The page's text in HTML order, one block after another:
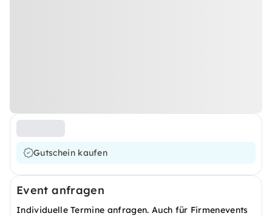
Gutschein kaufen
Event anfragen
Individuelle Termine anfragen. Auch für Firmenevents